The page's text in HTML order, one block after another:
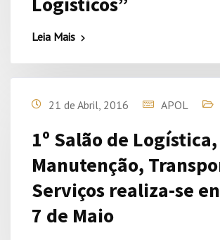
Leia Mais
21 de Abril, 2016 APOL
1º Salão de Logística,
Manutenção,
Serviços realiza-se
7 de Maio